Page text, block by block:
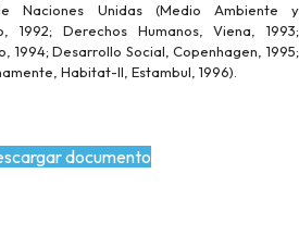
Naciones Unidas (Medio Ambiente y
1992; Derechos Humanos, Viena, 1993;
1994; Desarrollo Social, Copenhagen, 1995;
Habitat-II, Estambul, 1996).
documento